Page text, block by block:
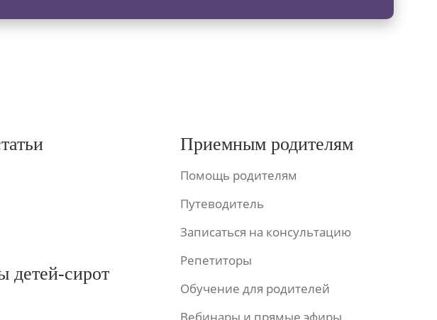
детей-сирот
Приемным родителям
Помощь родителям
Путеводитель
Записаться на консультацию
Репетиторы
Обучение для родителей